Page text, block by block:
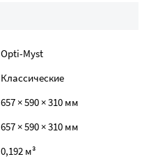
Opti-Myst
Классические
657 × 590 × 310 мм
657 × 590 × 310 мм
0,192 м³